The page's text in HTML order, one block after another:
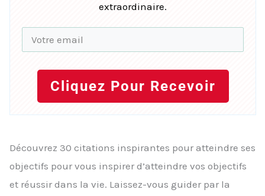
extraordinaire.
Cliquez Pour Recevoir
Découvrez 30 citations inspirantes pour atteindre ses
objectifs pour vous inspirer d’atteindre vos objectifs
et réussir dans la vie. Laissez-vous guider par la